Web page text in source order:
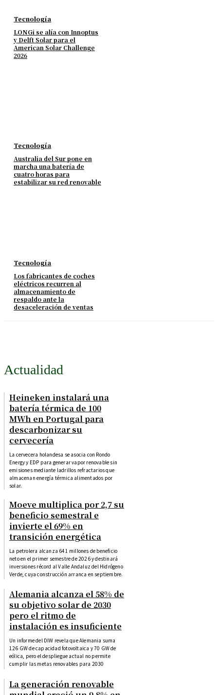
Tecnología
LONGi se alía con Innoptus
y Delft Solar para el
American Solar Challenge
2026
Tecnología
Australia del Sur pone en
marcha una batería de
cuatro horas para
estabilizar su red renovable
Tecnología
Los fabricantes de coches
eléctricos recurren al
almacenamiento de
respaldo ante la
desaceleración de ventas
Actualidad
Heineken instalará una
batería térmica de 100
MWh en Portugal para
descarbonizar su
cervecería
La cervecera holandesa se asocia con Rondo
Energy y EDP para generar vapor renovable sin
emisiones mediante ladrillos refractarios que
almacenan energía térmica alimentados por
solar.
Moeve multiplica por 2,7 su
beneficio semestral e
invierte el 69% en
transición energética
La petrolera alcanza 641 millones de beneficio
neto en el primer semestre de 2026 y destinará
inversiones récord al Valle Andaluz del Hidrógeno
Verde, cuya construcción arranca en septiembre.
Alemania alcanza el 58% de
su objetivo solar de 2030
pero el ritmo de
instalación es insuficiente
Un informe del DIW revela que Alemania suma
126 GW de capacidad fotovoltaica y 70 GW de
eólica, pero el despliegue actual no permite
cumplir las metas renovables para 2030
La generación renovable